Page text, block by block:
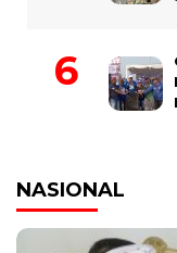
NASIONAL